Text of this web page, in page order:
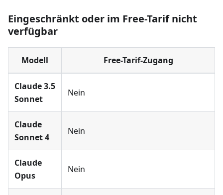
Eingeschränkt oder im Free-Tarif nicht
verfügbar
Modell Free-Tarif-Zugang
Claude 3.5
Sonnet
Nein
Claude
Sonnet 4
Nein
Claude
Opus
Nein